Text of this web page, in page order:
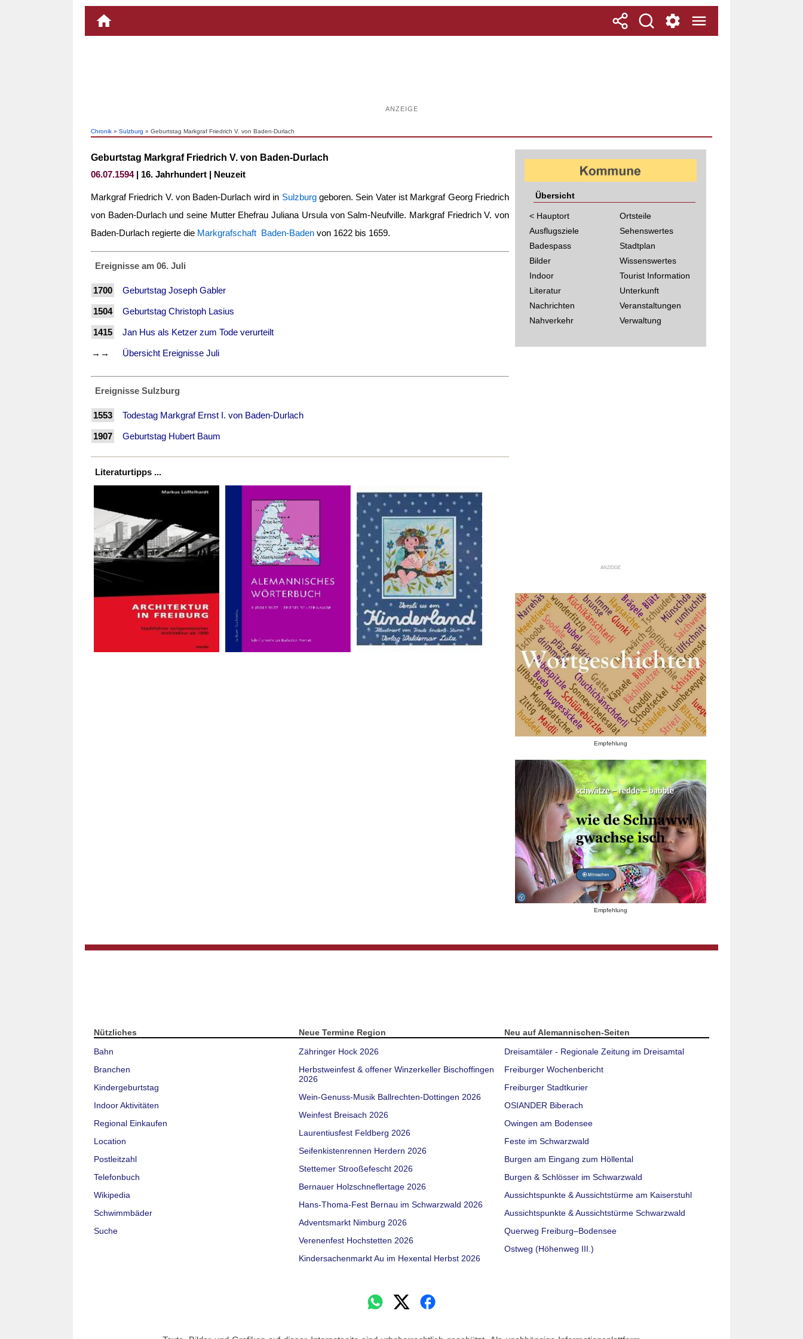
ANZEIGE
Chronik » Sulzburg » Geburtstag Markgraf Friedrich V. von Baden-Durlach
Geburtstag Markgraf Friedrich V. von Baden-Durlach
06.07.1594| 16. Jahrhundert | Neuzeit
Markgraf Friedrich V. von Baden-Durlach wird in Sulzburggeboren. Sein Vater ist Markgraf Georg Friedrich
von Baden-Durlach und seine Mutter Ehefrau Juliana Ursula von Salm-Neufville. Markgraf Friedrich V. von
Baden-Durlach regierte die Markgrafschaft Baden-Baden von 1622 bis 1659.
Ereignisse am 06. Juli
1700 Geburtstag Joseph Gabler
1504 Geburtstag Christoph Lasius
1415 Jan Hus als Ketzer zum Tode verurteilt
→→ Übersicht Ereignisse Juli
Ereignisse Sulzburg
1553 Todestag Markgraf Ernst I. von Baden-Durlach
1907 Geburtstag Hubert Baum
Literaturtipps ...
Übersicht
< Hauptort
Ausflugsziele
Badespass
Bilder
Indoor
Literatur
Nachrichten
Nahverkehr
Ortsteile
Sehenswertes
Stadtplan
Wissenswertes
Tourist Information
Unterkunft
Veranstaltungen
Verwaltung
ANZEIGE
Empfehlung
Empfehlung
Nützliches
Bahn
Branchen
Kindergeburtstag
Indoor Aktivitäten
Regional Einkaufen
Location
Postleitzahl
Telefonbuch
Wikipedia
Schwimmbäder
Suche
Neue Termine Region
Zähringer Hock 2026
Herbstweinfest & offener Winzerkeller Bischoffingen
2026
Wein-Genuss-Musik Ballrechten-Dottingen 2026
Weinfest Breisach 2026
Laurentiusfest Feldberg 2026
Seifenkistenrennen Herdern 2026
Stettemer Strooßefescht 2026
Bernauer Holzschneflertage 2026
Hans-Thoma-Fest Bernau im Schwarzwald 2026
Adventsmarkt Nimburg 2026
Verenenfest Hochstetten 2026
Kindersachenmarkt Au im Hexental Herbst 2026
Neu auf Alemannischen-Seiten
Dreisamtäler - Regionale Zeitung im Dreisamtal
Freiburger Wochenbericht
Freiburger Stadtkurier
OSIANDER Biberach
Owingen am Bodensee
Feste im Schwarzwald
Burgen am Eingang zum Höllental
Burgen & Schlösser im Schwarzwald
Aussichtspunkte & Aussichtstürme am Kaiserstuhl
Aussichtspunkte & Aussichtstürme Schwarzwald
Querweg Freiburg–Bodensee
Ostweg (Höhenweg III.)